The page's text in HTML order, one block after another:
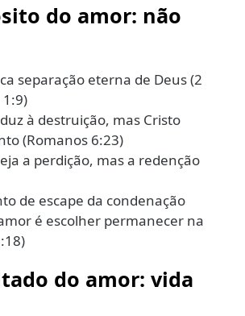
do amor: não
separação eterna de Deus (2
1:9)
à destruição, mas Cristo
(Romanos 6:23)
a perdição, mas a redenção
de escape da condenação
é escolher permanecer na
do amor: vida